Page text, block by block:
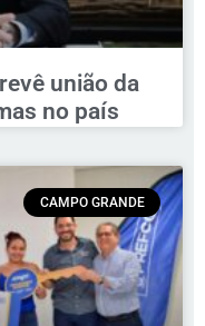
união da
no país
CAMPO GRANDE